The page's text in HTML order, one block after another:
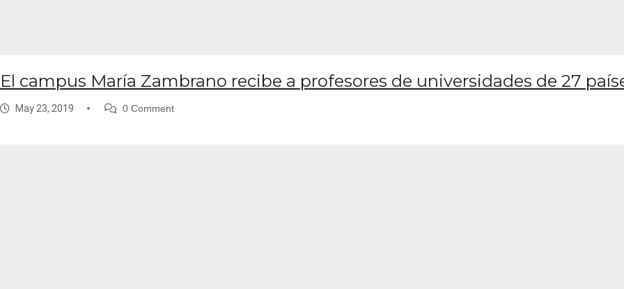
El campus María Zambrano recibe a profesores de universidades de 27
May 23, 2019 0 Comment